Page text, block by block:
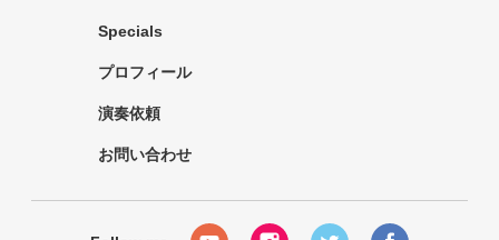
Specials
プロフィール
演奏依頼
お問い合わせ